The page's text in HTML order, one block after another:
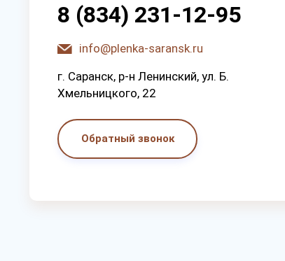
8 (834) 231-12-95
info@plenka-saransk.ru
г. Capaнcк, p-н Лeнинcкий, ул. Б.
Хмeльницкoгo, 22
Обратный звонок